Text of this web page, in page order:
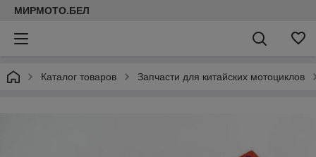
МИРМОТО.БЕЛ
Каталог товаров Запчасти для китайских мотоциклов